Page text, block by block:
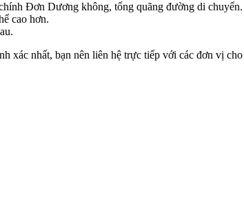
Đơn Dương không, tổng quãng đường di chuyển.
cao hơn.
xác nhất, bạn nên liên hệ trực tiếp với các đơn vị